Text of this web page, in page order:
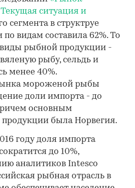
ситуация и
сегмента в структруе
видам составила 62%. То
виды рыбной продукции -
рыбу, сельдь и
менее 40%.
мороженой рыбы
доли импорта - до
основным
была Норвегия.
году доля импорта
до 10%,
аналитиков Intesco
рыбная отрасль в